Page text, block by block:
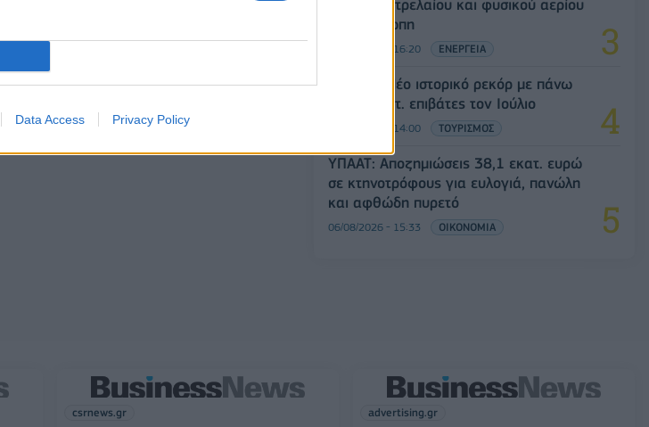
Data Access Privacy Policy
αγορές πετρελαίου και φυσικού αερίου
στην Ευρώπη
06/08/2026 - 16:20 ΕΝΕΡΓΕΙΑ
Aegean: Νέο ιστορικό ρεκόρ με πάνω
από 2 εκατ. επιβάτες τον Ιούλιο
06/08/2026 - 14:00 ΤΟΥΡΙΣΜΟΣ
ΥΠΑΑΤ: Αποζημιώσεις 38,1 εκατ. ευρώ
σε κτηνοτρόφους για ευλογιά, πανώλη
και αφθώδη πυρετό
06/08/2026 - 15:33 ΟΙΚΟΝΟΜΙΑ
csrnews.gr advertising.gr